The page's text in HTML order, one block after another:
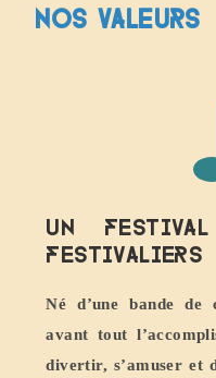
Nos valeurs
Un
festivaliers
Né d’une bande de
avant tout
divertir, s’amuser et